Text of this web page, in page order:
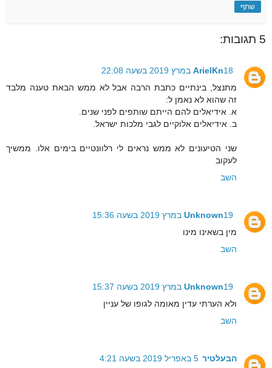
שתף
5 תגובות:
ArielKn18 במרץ 2019 בשעה 22:08
מתנצל, בינתיים כתבת הרבה אבל לא ממש הבאת טענה מלבד
זה שהוא לא נאמן ל:
א. אידיאלים להם הייתם שותפים לפני שנים.
ב. אידיאלים אלוקיים לגבי מלכות ישראל.
שני הטיעונים לא ממש נראים לי רלוונטיים בימים אלו. ממשיך
לעקוב
השב
Unknown19 במרץ 2019 בשעה 15:36
מין בשאינו מינו
השב
Unknown19 במרץ 2019 בשעה 15:37
ולא הערתי עדין מאומה לגופו של עניין
השב
הבעלטיר 5 באפריל 2019 בשעה 4:21